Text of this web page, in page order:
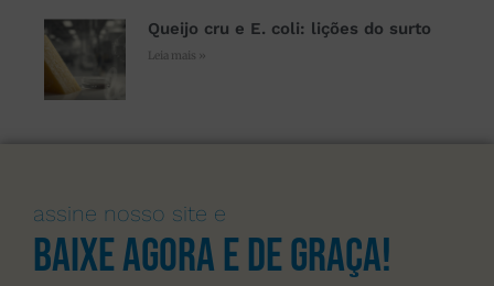
Queijo cru e E. coli: lições do surto
Leia mais »
assine nosso site e
Baixe agora e de graça!